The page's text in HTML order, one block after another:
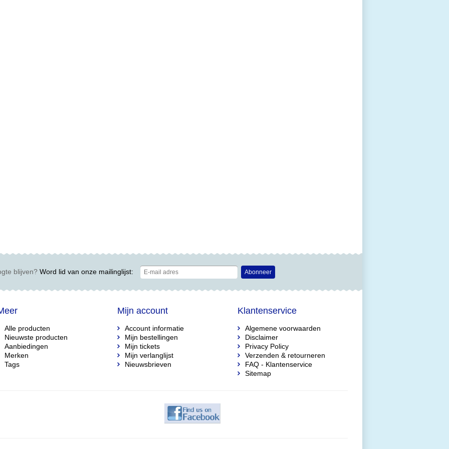
blijven?Word lid van onze mailinglijst: Abonneer
Alle producten
Nieuwste producten
Aanbiedingen
Merken
Tags
Mijn account
Account informatie
Mijn bestellingen
Mijn tickets
Mijn verlanglijst
Nieuwsbrieven
Klantenservice
Algemene voorwaarden
Disclaimer
Privacy Policy
Verzenden & retourneren
FAQ - Klantenservice
Sitemap